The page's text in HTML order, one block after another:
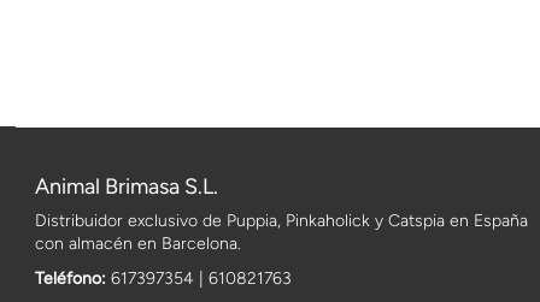
Animal Brimasa S.L.
Distribuidor exclusivo de Puppia, Pinkaholick y Catspia en España
con almacén en Barcelona.
Teléfono: 617397354 | 610821763